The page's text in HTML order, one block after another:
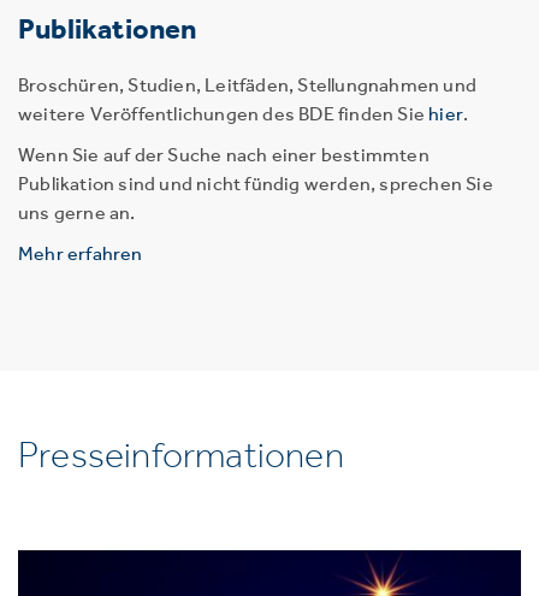
Publikationen
Broschüren, Studien, Leitfäden, Stellungnahmen und
weitere Veröffentlichungen des BDE finden Sie hier.
Wenn Sie auf der Suche nach einer bestimmten
Publikation sind und nicht fündig werden, sprechen Sie
uns gerne an.
Mehr erfahren
Presseinformationen